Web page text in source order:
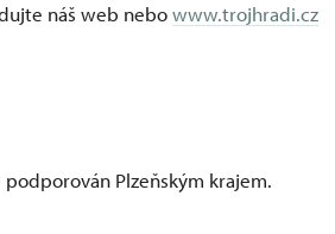
náš web nebowww.trojhradi.cz
Plzeňským krajem.